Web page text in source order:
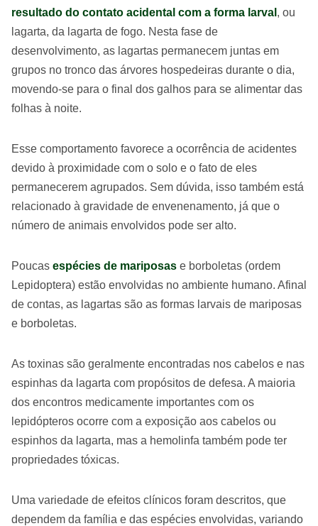
resultado do contato acidental com a forma larval , ou
lagarta, da lagarta de fogo. Nesta fase de
desenvolvimento, as lagartas permanecem juntas em
grupos no tronco das árvores hospedeiras durante o dia,
movendo-se para o final dos galhos para se alimentar das
folhas à noite.
Esse comportamento favorece a ocorrência de acidentes
devido à proximidade com o solo e o fato de eles
permanecerem agrupados. Sem dúvida, isso também está
relacionado à gravidade de envenenamento, já que o
número de animais envolvidos pode ser alto.
Poucas espécies de mariposas e borboletas (ordem
Lepidoptera) estão envolvidas no ambiente humano. Afinal
de contas, as lagartas são as formas larvais de mariposas
e borboletas.
As toxinas são geralmente encontradas nos cabelos e nas
espinhas da lagarta com propósitos de defesa. A maioria
dos encontros medicamente importantes com os
lepidópteros ocorre com a exposição aos cabelos ou
espinhos da lagarta, mas a hemolinfa também pode ter
propriedades tóxicas.
Uma variedade de efeitos clínicos foram descritos, que
dependem da família e das espécies envolvidas, variando